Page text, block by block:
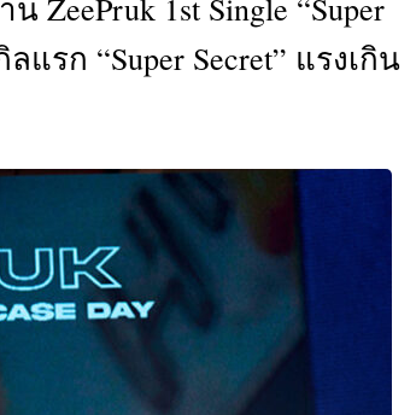
ZeePruk 1st Single “Super
แรก “Super Secret” แรงเกิน